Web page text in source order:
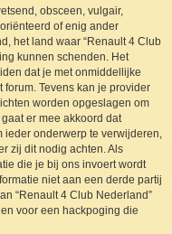
obsceen, vulgair,
of enig ander
het land waar “Renault 4 Club
kunnen schenden. Het
dat je met onmiddellijke
Tevens kan je provider
worden opgeslagen om
er mee akkoord dat
ieder onderwerp te verwijderen,
zij dit nodig achten. Als
die je bij ons invoert wordt
niet aan een derde partij
“Renault 4 Club Nederland”
voor een hackpoging die